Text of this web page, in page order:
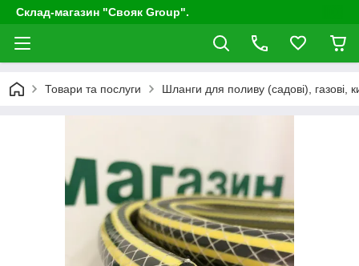
Склад-магазин "Свояк Group".
Товари та послуги Шланги для поливу (садові), газові,